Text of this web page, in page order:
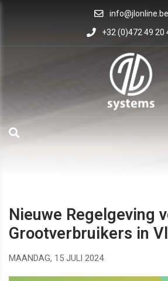
info@jlonline.be
+32 (0)472 49 20
Nieuwe Regelgeving
Grootverbruikers in
MAANDAG, 15 JULI 2024